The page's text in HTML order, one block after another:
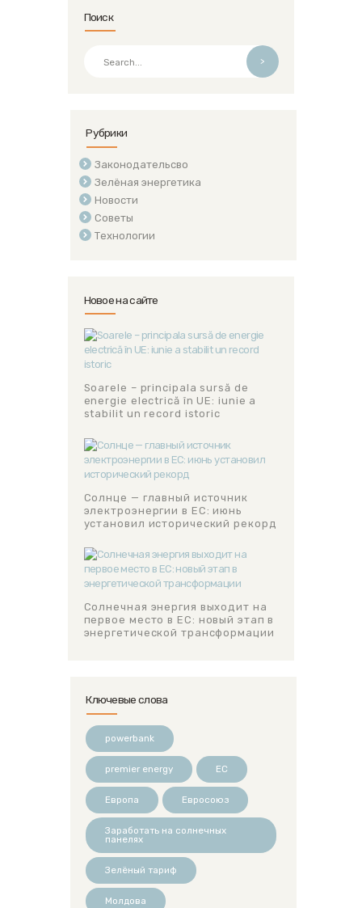
Поиск
>
Рубрики
Законодательсво
Зелёная энергетика
Новости
Советы
Технологии
Новое на сайте
Soarele – principala sursă de
energie electrică în UE: iunie a
stabilit un record istoric
Солнце — главный источник
электроэнергии в ЕС: июнь
установил исторический рекорд
Солнечная энергия выходит на
первое место в ЕС: новый этап в
энергетической трансформации
Ключевые слова
powerbank
premier energy ЕС
Европа Евросоюз
Заработать на солнечных
панелях
Зелёный тариф
Молдова